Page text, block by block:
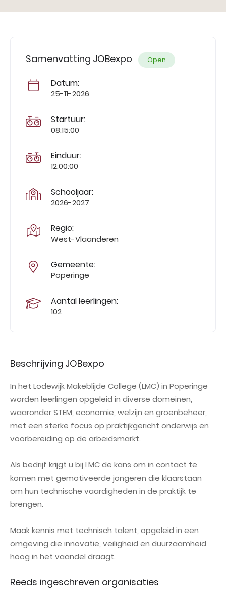
Samenvatting JOBexpo Open
Datum:
25-11-2026
Startuur:
08:15:00
Einduur:
12:00:00
Schooljaar:
2026-2027
Regio:
West-Vlaanderen
Gemeente:
Poperinge
Aantal leerlingen:
102
Beschrijving JOBexpo
In het Lodewijk Makeblijde College (LMC) in Poperinge
worden leerlingen opgeleid in diverse domeinen,
waaronder STEM, economie, welzijn en groenbeheer,
met een sterke focus op praktijkgericht onderwijs en
voorbereiding op de arbeidsmarkt.
Als bedrijf krijgt u bij LMC de kans om in contact te
komen met gemotiveerde jongeren die klaarstaan
om hun technische vaardigheden in de praktijk te
brengen.
Maak kennis met technisch talent, opgeleid in een
omgeving die innovatie, veiligheid en duurzaamheid
hoog in het vaandel draagt.
Reeds ingeschreven organisaties